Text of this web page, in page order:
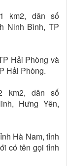
km2, dân số
Ninh Bình, TP
Hải Phòng và
Hải Phòng.
km2, dân số
Hưng Yên,
Hà Nam, tỉnh
có tên gọi tỉnh